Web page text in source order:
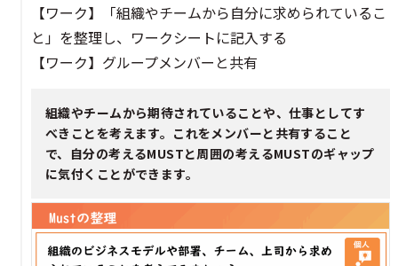
【ワーク】「組織やチームから自分に求められているこ
と」を整理し、ワークシートに記入する​​
【ワーク】グループメンバーと共有​​
組織やチームから期待されていることや、仕事としてす
べきことを考えます。これをメンバーと共有すること
で、自分の考えるMUSTと周囲の考えるMUSTのギャップ
に気付くことができます。